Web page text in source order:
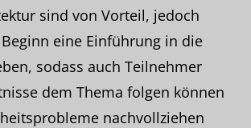
sind von Vorteil, jedoch
eine Einführung in die
sodass auch Teilnehmer
dem Thema folgen können
nachvollziehen